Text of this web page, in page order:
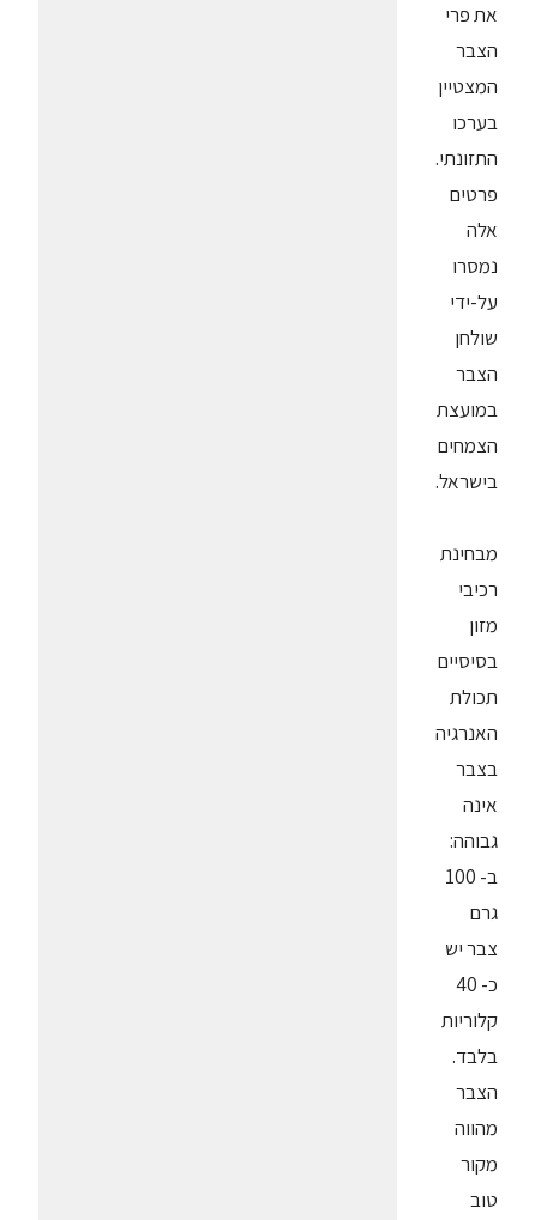
את פרי
הצבר
המצטיין
בערכו
התזונתי.
פרטים
אלה
נמסרו
על-ידי
שולחן
הצבר
במועצת
הצמחים
בישראל.
מבחינת
רכיבי
מזון
בסיסיים
תכולת
האנרגיה
בצבר
אינה
גבוהה:
ב- 100
גרם
צבר יש
כ- 40
קלוריות
בלבד.
הצבר
מהווה
מקור
טוב